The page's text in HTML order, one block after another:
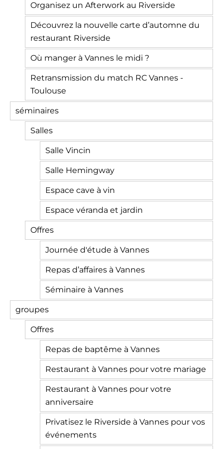
Organisez un Afterwork au Riverside
Découvrez la nouvelle carte d’automne du
restaurant Riverside
Où manger à Vannes le midi ?
Retransmission du match RC Vannes -
Toulouse
séminaires
Salles
Salle Vincin
Salle Hemingway
Espace cave à vin
Espace véranda et jardin
Offres
Journée d'étude à Vannes
Repas d’affaires à Vannes
Séminaire à Vannes
groupes
Offres
Repas de baptême à Vannes
Restaurant à Vannes pour votre mariage
Restaurant à Vannes pour votre
anniversaire
Privatisez le Riverside à Vannes pour vos
événements